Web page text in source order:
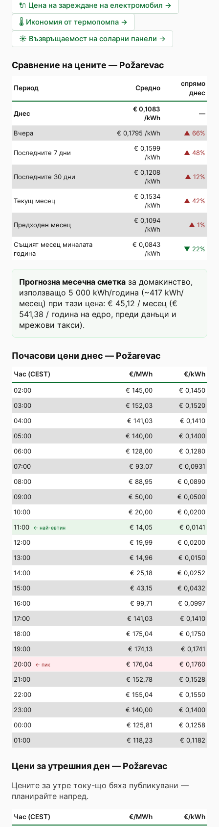
🔌 Цена на зареждане на електромобил →
🌡️ Икономия от термопомпа →
☀️ Възвръщаемост на соларни панели →
Сравнение на цените — Požarevac
Период Средно
спрямо
днес
Днес
€ 0,1083
/kWh
—
Вчера € 0,1795 /kWh ▲ 66%
Последните 7 дни
€ 0,1599
/kWh
▲ 48%
Последните 30 дни
€ 0,1208
/kWh
▲ 12%
Текущ месец
€ 0,1534
/kWh
▲ 42%
Предходен месец
€ 0,1094
/kWh
▲ 1%
Същият месец миналата
година
€ 0,0843
/kWh
▼ 22%
Прогнозна месечна сметка за домакинство,
използващо 5 000 kWh/година (~417 kWh/
месец) при тази цена: € 45,12 / месец (€
541,38 / година на едро, преди данъци и
мрежови такси).
Почасови цени днес — Požarevac
Час (CEST) €/MWh €/kWh
02:00 € 145,00
€ 0,1450
03:00 € 152,03
€ 0,1520
04:00 € 141,03
€ 0,1410
05:00 € 140,00
€ 0,1400
06:00 € 128,00
€ 0,1280
07:00 € 93,07
€ 0,0931
08:00 € 88,95
€ 0,0890
09:00 € 50,00
€ 0,0500
10:00 € 20,00
€ 0,0200
11:00 ← най-евтин € 14,05
€ 0,0141
12:00 € 19,99
€ 0,0200
13:00 € 14,96
€ 0,0150
14:00 € 25,18
€ 0,0252
15:00 € 43,15
€ 0,0432
16:00 € 99,71
€ 0,0997
17:00 € 141,03
€ 0,1410
18:00 € 175,04
€ 0,1750
19:00 € 174,13
€ 0,1741
20:00 ← пик € 176,04
€ 0,1760
21:00 € 152,78
€ 0,1528
22:00 € 155,04
€ 0,1550
23:00 € 140,00
€ 0,1400
00:00 € 125,81
€ 0,1258
01:00 € 118,23 € 0,1182
Цени за утрешния ден — Požarevac
Цените за утре току-що бяха публикувани —
планирайте напред.
Час (CEST) €/MWh €/kWh